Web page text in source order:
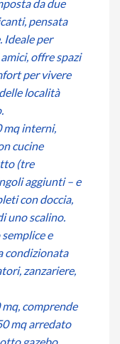
da due
pensata
Ideale per
offre spazi
per vivere
località
mq interni,
cucine
(tre
aggiunti – e
con doccia,
uno scalino.
e
condizionata
zanzariere,
comprende
mq arredato